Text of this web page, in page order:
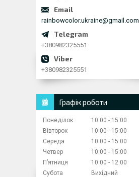
rainbowcolor.ukraine@gmail.com
+380982325551
+380982325551
Графік роботи
Понеділок 10:00
15:00
Вівторок
10:00
15:00
Середа
10:00
15:00
Четвер
10:00
15:00
Пʼятниця
10:00
12:00
Субота
Вихідний